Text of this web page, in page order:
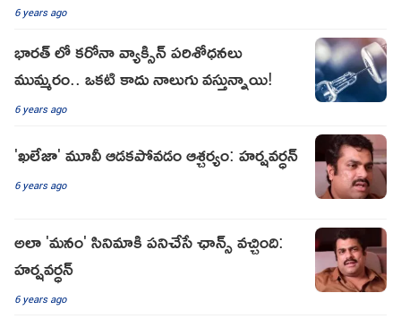
6 years ago
భారత్ లో కరోనా వ్యాక్సిన్ పరిశోధనలు
ముమ్మరం.. ఒకటి కాదు నాలుగు వస్తున్నాయి!
6 years ago
'ఖలేజా' మూవీ ఆడకపోవడం ఆశ్చర్యం: హర్షవర్ధన్
6 years ago
అలా 'మనం' సినిమాకి పనిచేసే ఛాన్స్ వచ్చింది:
హర్షవర్ధన్
6 years ago